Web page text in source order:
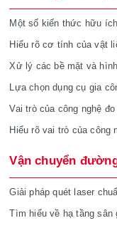
Một số kiến thức hữu
Hiểu rõ cơ tính của vật
Xử lý các bề mặt và
Lựa chọn dụng cụ gia
Vai trò của công nghệ
Hiểu rõ vai trò của công
Vận chuyển
Giải pháp quét laser
Tìm hiểu về hạ tầng